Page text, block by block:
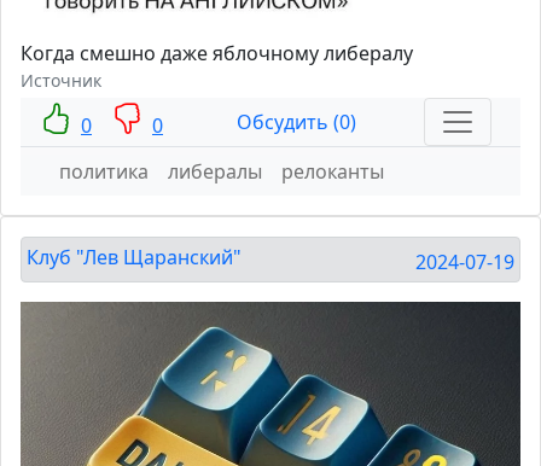
Когда смешно даже яблочному либералу
Источник
0 0
Обсудить (0)
политика
либералы релоканты
Клуб "Лев Щаранский" 2024-07-19